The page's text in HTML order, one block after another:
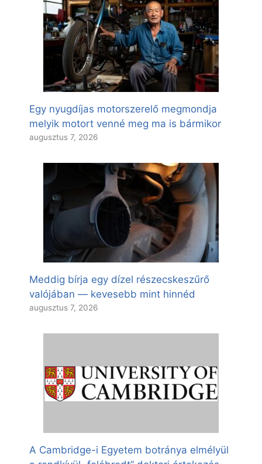
Egy nyugdíjas motorszerelő megmondja
melyik motort venné meg ma is bármikor
augusztus 7, 2026
Meddig bírja egy dízel részecskeszűrő
valójában — kevesebb mint hinnéd
augusztus 7, 2026
A Cambridge-i Egyetem botránya elmélyül